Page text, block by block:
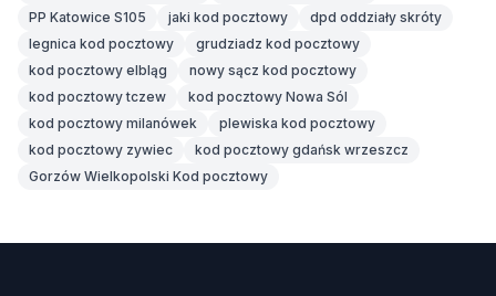
PP Katowice S105
jaki kod pocztowy
dpd oddziały skróty
legnica kod pocztowy
grudziadz kod pocztowy
kod pocztowy elbląg
nowy sącz kod pocztowy
kod pocztowy tczew
kod pocztowy Nowa Sól
kod pocztowy milanówek
plewiska kod pocztowy
kod pocztowy zywiec
kod pocztowy gdańsk wrzeszcz
Gorzów Wielkopolski Kod pocztowy